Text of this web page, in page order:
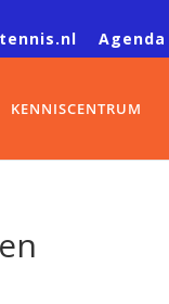
Agenda
KENNISCENTRUM